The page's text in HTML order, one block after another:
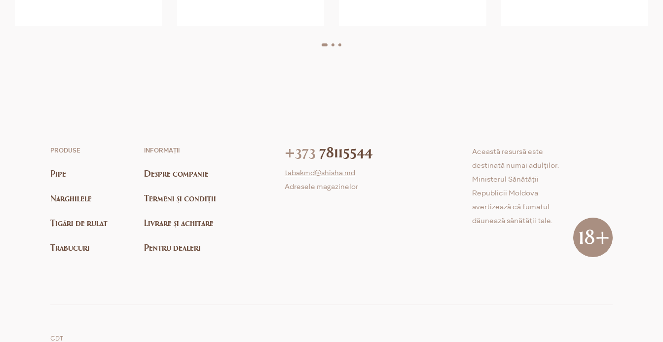
PRODUSE
Pipe
Narghilele
Țigări de rulat
Trabucuri
INFORMAȚII
Despre companie
Termeni și condiții
Livrare și achitare
Pentru dealeri
+373 78115544
tabakmd@shisha.md
Adresele magazinelor
Această resursă este
destinată numai adulților.
Ministerul Sănătății
Republicii Moldova
avertizează că fumatul
dăunează sănătății tale.
CDT